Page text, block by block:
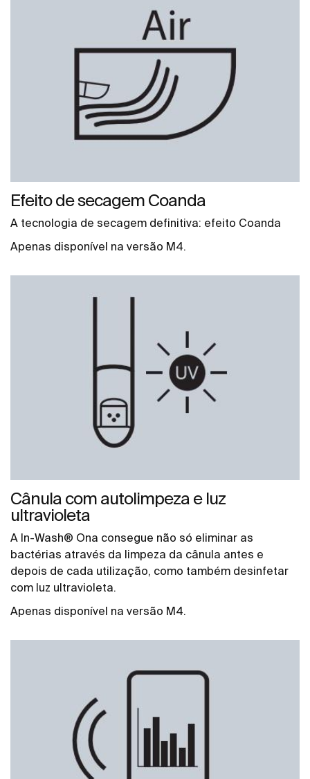
Efeito de secagem Coanda
A tecnologia de secagem definitiva: efeito Coanda
Apenas disponível na versão M4.
Cânula com autolimpeza e luz
ultravioleta
A In-Wash® Ona consegue não só eliminar as
bactérias através da limpeza da cânula antes e
depois de cada utilização, como também desinfetar
com luz ultravioleta.
Apenas disponível na versão M4.